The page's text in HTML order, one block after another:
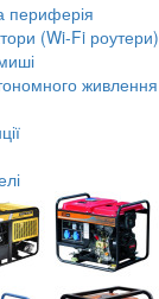
периферія
(Wi-Fi роутери)
живлення